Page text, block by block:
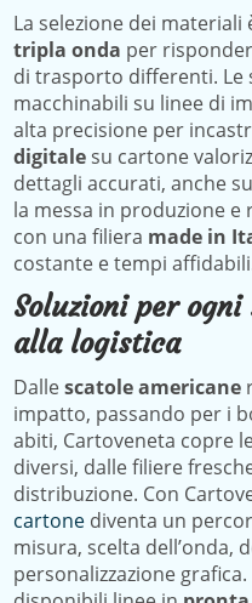
La selezione dei
tripla onda per
di trasporto differenti. Le
macchinabili su linee di
alta precisione per
digitalesu cartone
dettagli accurati, anche
la messa in produzione
con una filiera made in
costante e tempi
Soluzioni per
alla logistica
Dallescatole americane
impatto, passando per i
abiti, Cartoveneta copre
diversi, dalle filiere
distribuzione. Con
cartone diventa un
misura, scelta dell’onda,
personalizzazione